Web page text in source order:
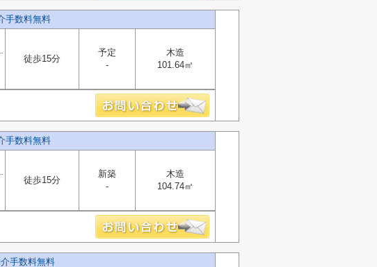
数料無料
徒歩15分
予定
-
木造
101.64㎡
数料無料
徒歩15分
新築
-
木造
104.74㎡
手数料無料